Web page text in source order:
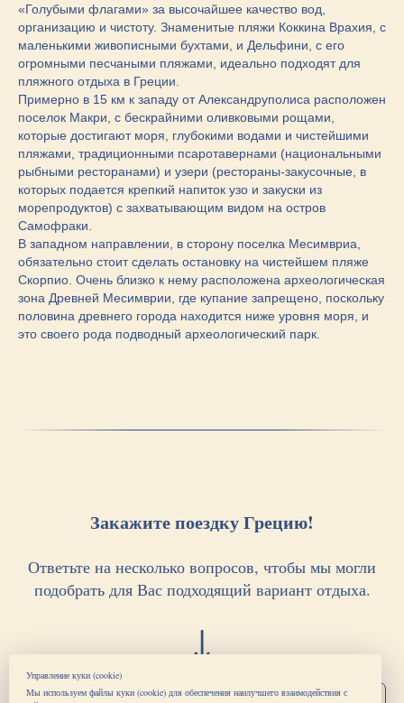
«Голубыми флагами» за высочайшее качество вод,
организацию и чистоту. Знаменитые пляжи Коккина Врахия, с
маленькими живописными бухтами, и Дельфини, с его
огромными песчаными пляжами, идеально подходят для
пляжного отдыха в Греции.
Примерно в 15 км к западу от Александруполиса расположен
поселок Макри, с бескрайними оливковыми рощами,
которые достигают моря, глубокими водами и чистейшими
пляжами, традиционными псаротавернами (национальными
рыбными ресторанами) и узери (рестораны-закусочные, в
которых подается крепкий напиток узо и закуски из
морепродуктов) с захватывающим видом на остров
Самофраки.
В западном направлении, в сторону поселка Месимвриа,
обязательно стоит сделать остановку на чистейшем пляже
Скорпио. Очень близко к нему расположена археологическая
зона Древней Месимврии, где купание запрещено, поскольку
половина древнего города находится ниже уровня моря, и
это своего рода подводный археологический парк.
Закажите поездку Грецию!
Ответьте на несколько вопросов, чтобы мы могли
подобрать для Вас подходящий вариант отдыха.
Управление куки (cookie)
Мы используем файлы куки (cookie) для обеспечения наилучшего взаимодействия с